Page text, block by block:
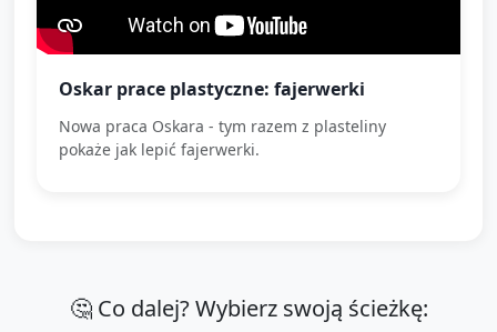
Oskar prace plastyczne: fajerwerki
Nowa praca Oskara - tym razem z plasteliny
pokaże jak lepić fajerwerki.
🤔 Co dalej? Wybierz swoją ścieżkę: